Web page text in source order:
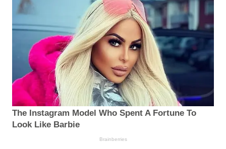
The Instagram Model Who Spent A Fortune To
Look Like Barbie
Brainberries